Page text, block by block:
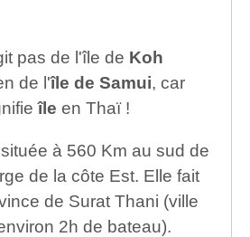
pas de l'île de Koh
de l'île de Samui, car
île en Thaï !
à 560 Km au sud de
de la côte Est. Elle fait
de Surat Thani (ville
2h de bateau).